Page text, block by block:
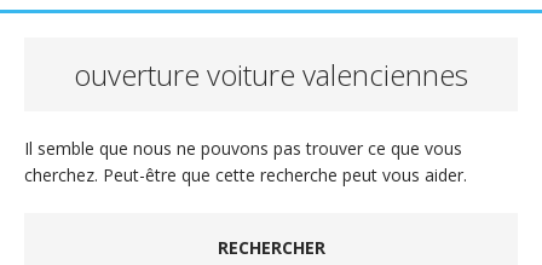
ouverture voiture valenciennes
Il semble que nous ne pouvons pas trouver ce que vous
cherchez. Peut-être que cette recherche peut vous aider.
RECHERCHER